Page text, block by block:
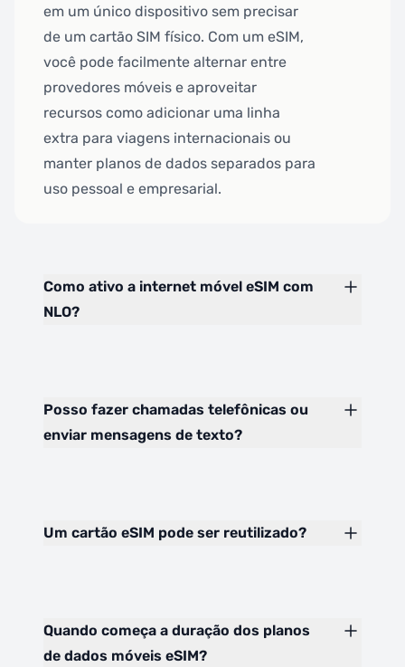
em um único dispositivo sem precisar
de um cartão SIM físico. Com um eSIM,
você pode facilmente alternar entre
provedores móveis e aproveitar
recursos como adicionar uma linha
extra para viagens internacionais ou
manter planos de dados separados para
uso pessoal e empresarial.
Como ativo a internet móvel eSIM com
NLO?
Posso fazer chamadas telefônicas ou
enviar mensagens de texto?
Um cartão eSIM pode ser reutilizado?
Quando começa a duração dos planos
de dados móveis eSIM?